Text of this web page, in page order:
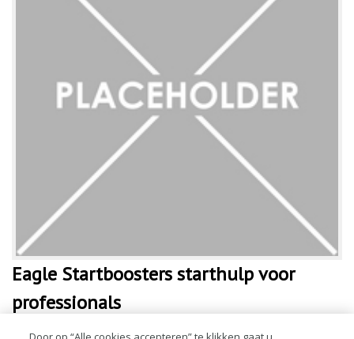
Eagle Startboosters starthulp voor
professionals